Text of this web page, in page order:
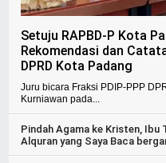
Setuju RAPBD-P Kota
Rekomendasi dan
DPRD Kota Padang
Juru bicara Fraksi PDIP-PPP
Kurniawan pada...
Pindah Agama ke Kristen, Ibu
Alquran yang Saya Baca